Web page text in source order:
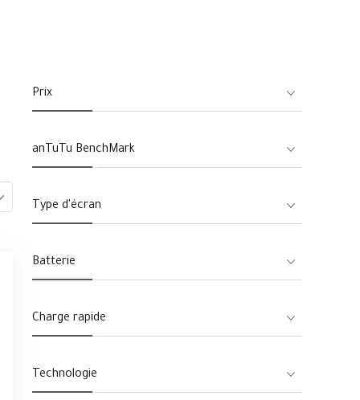
Prix
anTuTu BenchMark
Type d'écran
Batterie
Charge rapide
Technologie